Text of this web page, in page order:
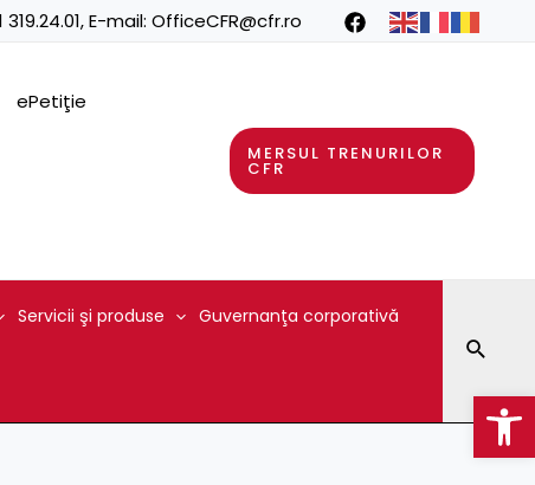
319.24.01, E-mail: OfficeCFR@cfr.ro
ePetiţie
MERSUL TRENURILOR
CFR
Servicii şi produse Guvernanţa corporativă